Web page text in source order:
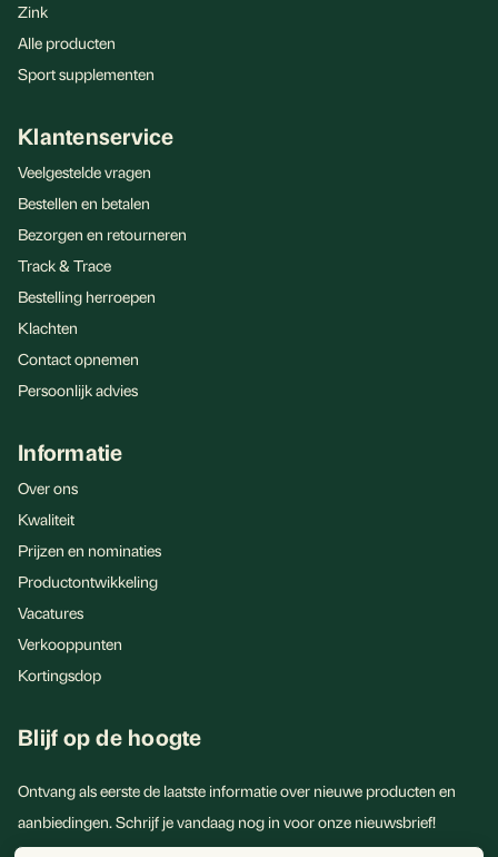
Zink
Alle producten
Sport supplementen
Klantenservice
Veelgestelde vragen
Bestellen en betalen
Bezorgen en retourneren
Track & Trace
Bestelling herroepen
Klachten
Contact opnemen
Persoonlijk advies
Informatie
Over ons
Kwaliteit
Prijzen en nominaties
Productontwikkeling
Vacatures
Verkooppunten
Kortingsdop
Blijf op de hoogte
Ontvang als eerste de laatste informatie over nieuwe producten en
aanbiedingen. Schrijf je vandaag nog in voor onze nieuwsbrief!